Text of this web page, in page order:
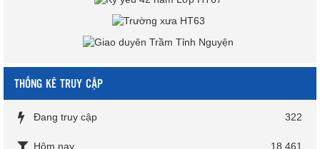
THỐNG KÊ TRUY CẬP
Đang truy cập 322
Hôm nay
18,461